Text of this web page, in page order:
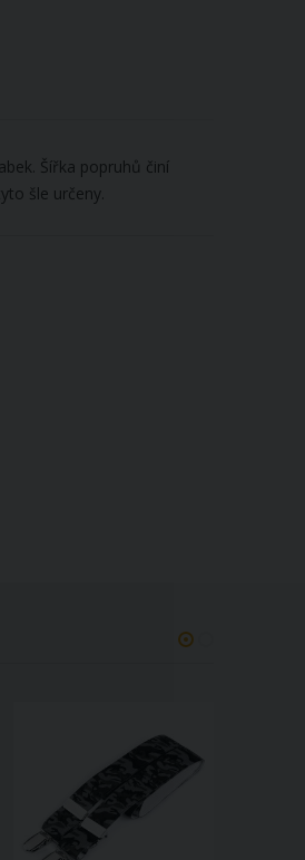
Šířka popruhů činí
šle určeny.